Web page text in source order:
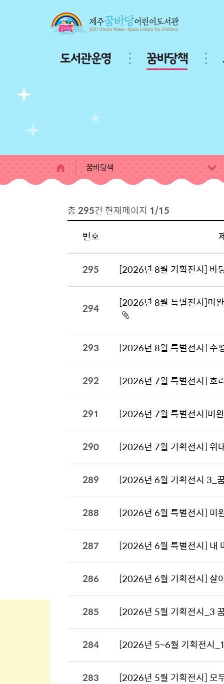
도서관운영 꿈바당책
꿈바당책
총 295건 현재페이지 1/15
번호
295 [2026년 8월 기획전시] 바
294
[2026년 8월 특별전시]미
293 [2026년 8월 특별전시] 수
292 [2026년 7월 특별전시] 호
291 [2026년 7월 특별전시]미
290 [2026년 7월 기획전시] 위
289 [2026년 6월 기획전시 3_
288 [2026년 6월 특별전시] 미
287 [2026년 6월 특별전시] 내
286 [2026년 6월 기획전시] 살
285 [2026년 5월 기획전시_3
284 [2026년 5~6월 기획전시
283 [2026년 5월 기획전시] 모